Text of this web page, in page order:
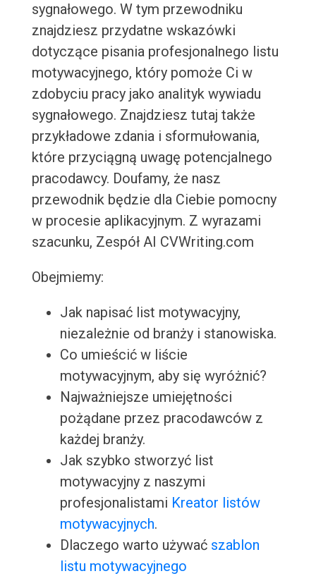
sygnałowego. W tym przewodniku
znajdziesz przydatne wskazówki
dotyczące pisania profesjonalnego listu
motywacyjnego, który pomoże Ci w
zdobyciu pracy jako analityk wywiadu
sygnałowego. Znajdziesz tutaj także
przykładowe zdania i sformułowania,
które przyciągną uwagę potencjalnego
pracodawcy. Doufamy, że nasz
przewodnik będzie dla Ciebie pomocny
w procesie aplikacyjnym. Z wyrazami
szacunku, Zespół AI CVWriting.com
Obejmiemy:
Jak napisać list motywacyjny,
niezależnie od branży i stanowiska.
Co umieścić w liście
motywacyjnym, aby się wyróżnić?
Najważniejsze umiejętności
pożądane przez pracodawców z
każdej branży.
Jak szybko stworzyć list
motywacyjny z naszymi
profesjonalistami Kreator listów
motywacyjnych.
Dlaczego warto używać szablon
listu motywacyjnego